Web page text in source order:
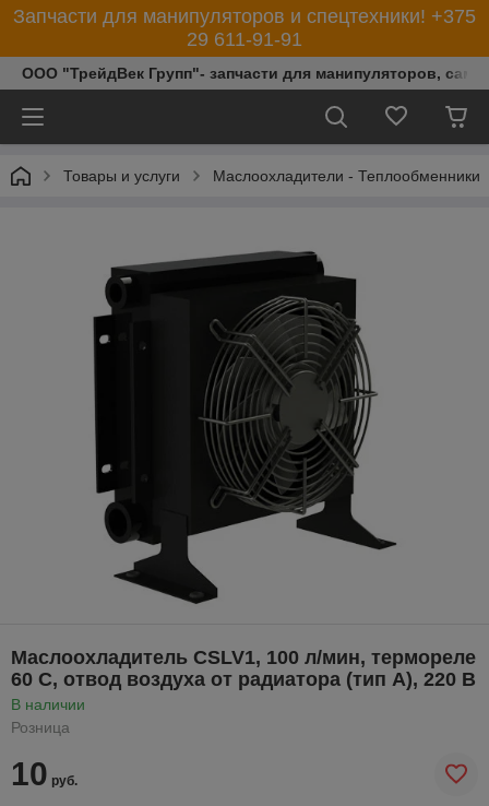
Запчасти для манипуляторов и спецтехники! +375
29 611-91-91
ООО "ТрейдВек Групп"- запчасти для манипуляторов,
Товары и услуги Маслоохладители - Теплообменники
Маслоохладитель CSLV1, 100 л/мин, термореле
60 С, отвод воздуха от радиатора (тип А), 220 В
В наличии
Розница
10 руб.